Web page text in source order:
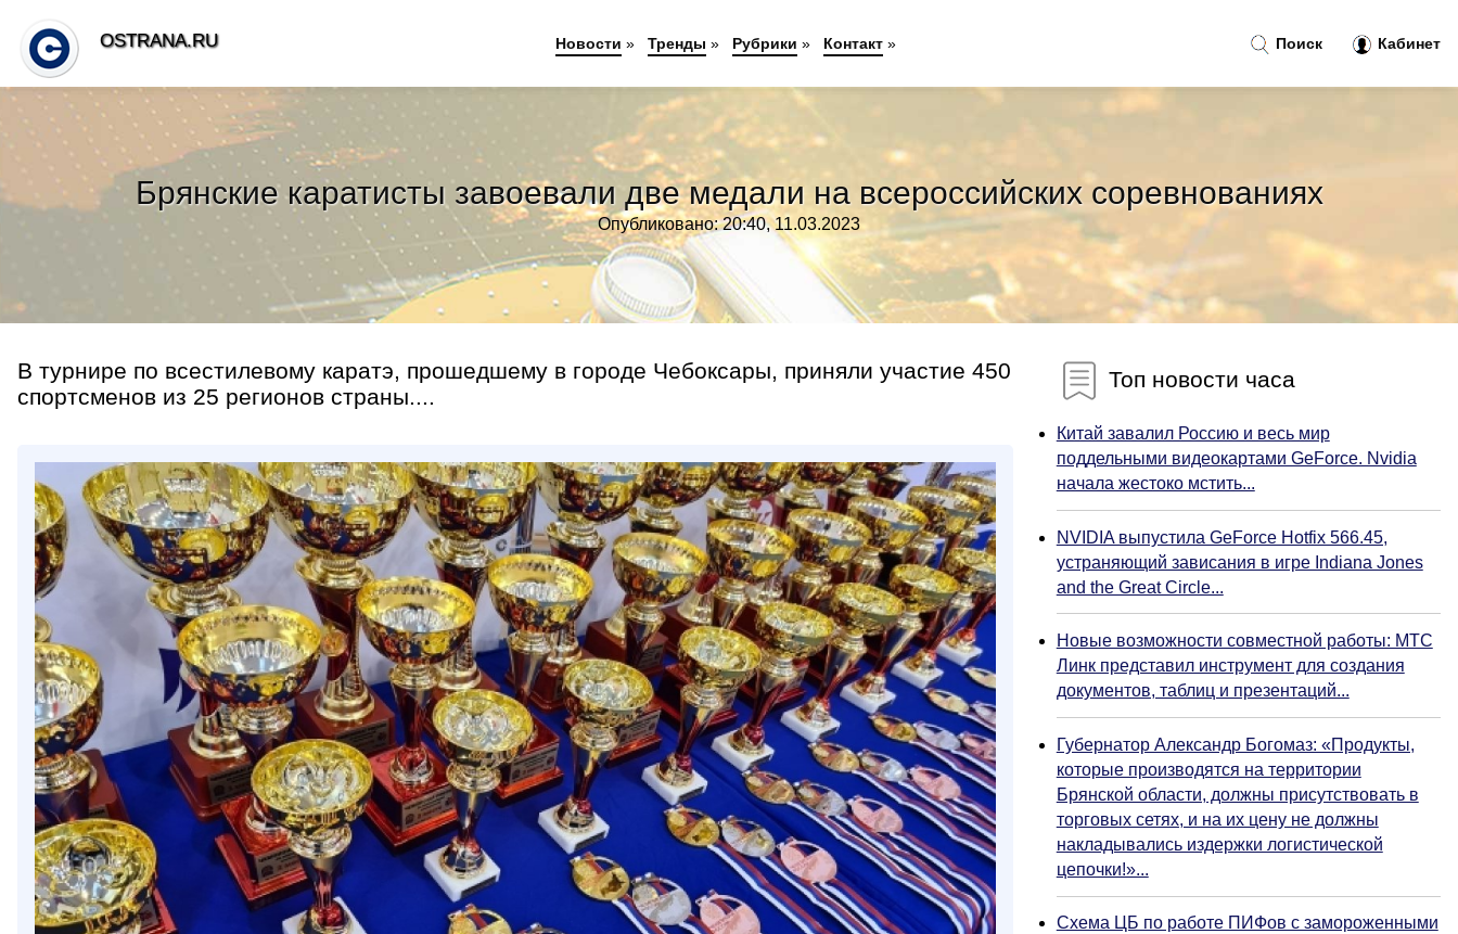
Брянские каратисты завоевали две медали на всероссийских соревнованиях
Опубликовано: 20:40, 11.03.2023
В турнире по всестилевому каратэ, прошедшему в городе Чебоксары, приняли участие 450
спортсменов из 25 регионов страны....
Топ новости часа
Китай завалил Россию и весь мир
поддельными видеокартами GeForce. Nvidia
начала жестоко мстить...
NVIDIA выпустила GeForce Hotfix 566.45,
устраняющий зависания в игре Indiana Jones
and the Great Circle...
Новые возможности совместной работы: МТС
Линк представил инструмент для создания
документов, таблиц и презентаций...
Губернатор Александр Богомаз: «Продукты,
которые производятся на территории
Брянской области, должны присутствовать в
торговых сетях, и на их цену не должны
накладывались издержки логистической
цепочки!»...
Схема ЦБ по работе ПИФов с замороженными
Поиск Кабинет
OSTRANA.RU Новости » Тренды » Рубрики » Контакт»